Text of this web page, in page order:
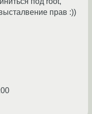
прав :))